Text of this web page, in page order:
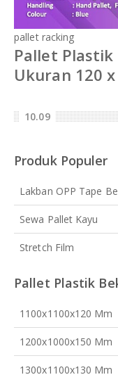
pallet racking
Pallet Plastik
Ukuran 120
10.09
Produk Populer
Lakban OPP Tape
Sewa Pallet Kayu
Stretch Film
Pallet Plastik
1100x1100x120 Mm
1200x1000x150 Mm
1300x1100x130 Mm